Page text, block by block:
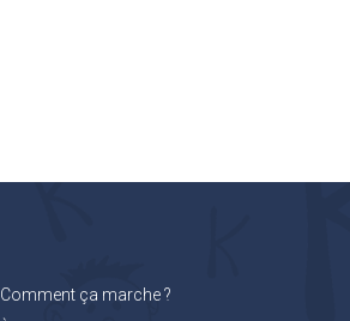
Comment ça marche ?